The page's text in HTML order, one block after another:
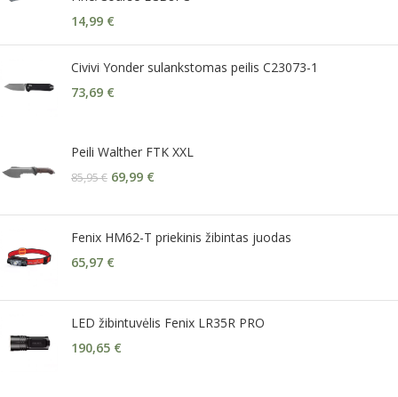
14,99 €
Civivi Yonder sulankstomas peilis C23073-1
73,69 €
Peili Walther FTK XXL
85,95€ 69,99 €
Fenix HM62-T priekinis žibintas juodas
65,97 €
LED žibintuvėlis Fenix LR35R PRO
190,65 €